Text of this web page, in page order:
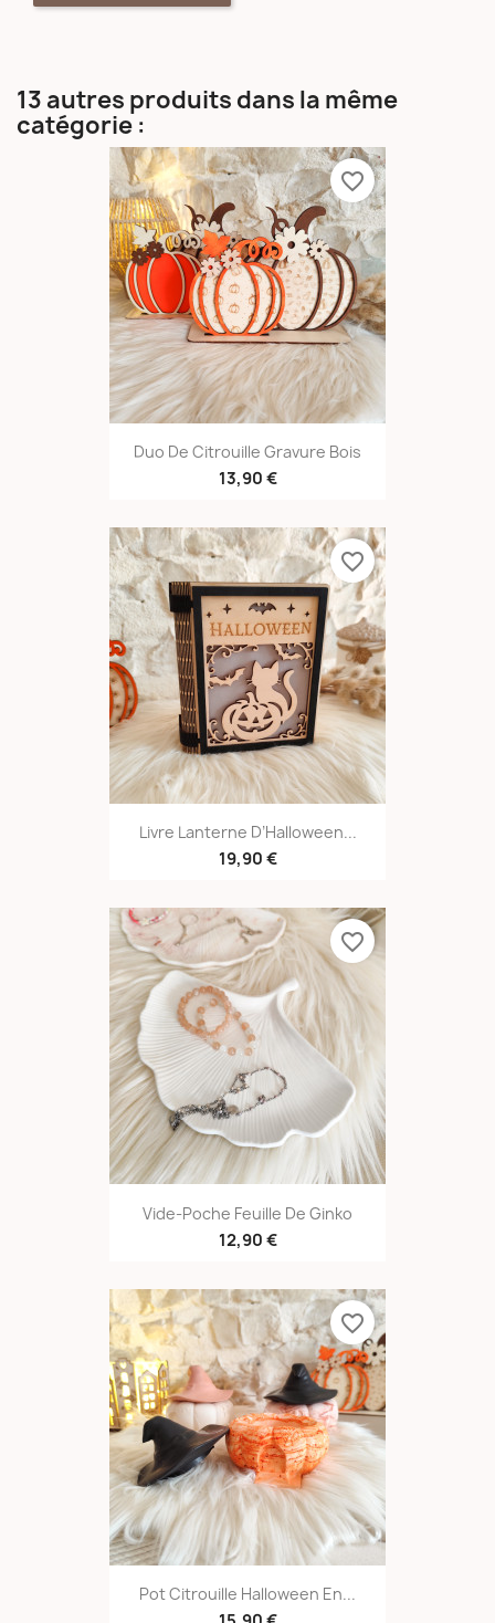
13 autres produits dans la même
catégorie :
Duo De Citrouille Gravure Bois
13,90 €
favorite_border
Livre Lanterne D’Halloween...
19,90 €
favorite_border
Vide-Poche Feuille De Ginko
12,90 €
favorite_border
Pot Citrouille Halloween En...
favorite_border